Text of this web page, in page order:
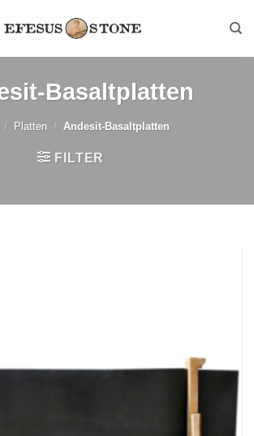
Basaltplatten
/ Platten / Andesit-Basaltplatten
FILTER